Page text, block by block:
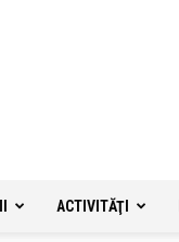
ACTIVITĂŢI